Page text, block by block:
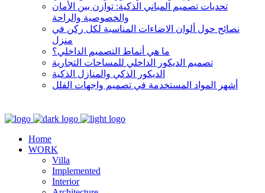
تحديات تصميم المباني الذكية: توازن بين الأمان
والخصوصية والراحة
نصائح حول ألوان الاضاءات المناسبة لكل ركن في
منزل
ما هي أنماط التصميم الداخلي؟
تصميم الديكور الداخلي للمساحات التجارية
الديكور الذكي والمنازل الذكية
أشهر المواد المستخدمة في تصميم واجهات الفلل
Home
WORK
Villa
Implemented
Interior